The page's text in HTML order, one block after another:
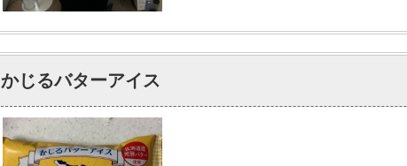
かじるバターアイス